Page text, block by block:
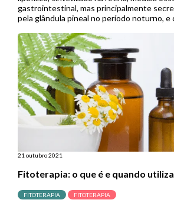
gastrointestinal, mas principalmente
pela glândula pineal no período noturno, e
do triptofano em serotonina, quando a
21 outubro 2021
Fitoterapia: o que é e quando
FITOTERAPIA FITOTERAPIA